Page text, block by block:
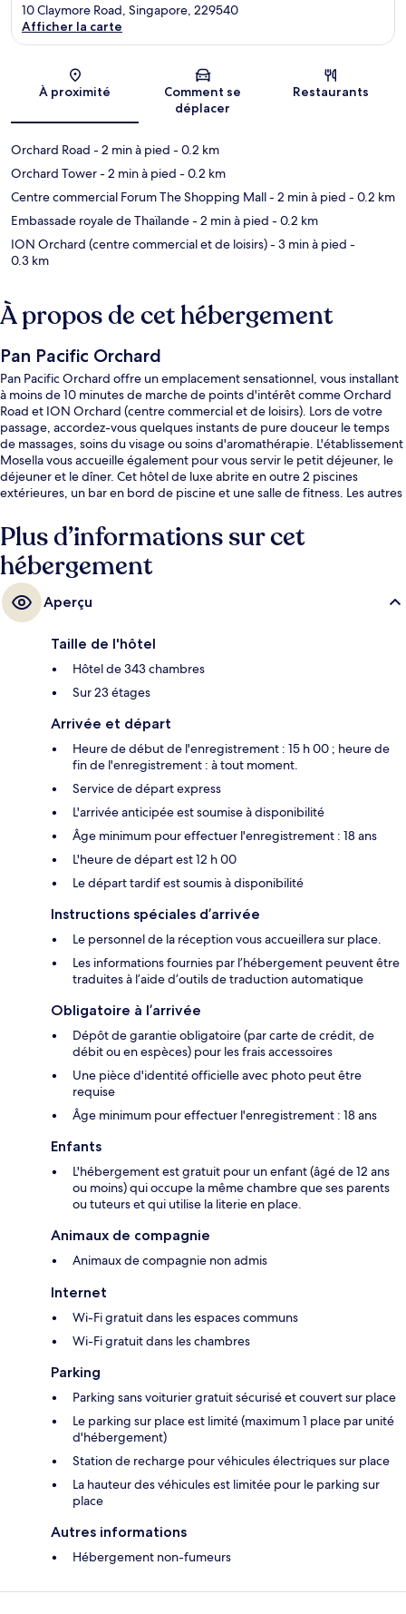
Carte
10 Claymore Road, Singapore, 229540
Afficher la carte
À proximité
Comment se
déplacer
Restaurants
Orchard Road - 2 min à pied - 0.2 km
Orchard Tower- 2 min à pied - 0.2 km
Centre commercial Forum The Shopping Mall- 2 min à pied - 0.2 km
Embassade royale de Thaïlande- 2 min à pied - 0.2 km
ION Orchard (centre commercial et de loisirs)- 3 min à pied -
0.3 km
À propos de cet hébergement
Pan Pacific Orchard
Pan Pacific Orchard offre un emplacement sensationnel, vous installant
à moins de 10 minutes de marche de points d'intérêt comme Orchard
Road et ION Orchard (centre commercial et de loisirs). Lors de votre
passage, accordez-vous quelques instants de pure douceur le temps
de massages, soins du visage ou soins d'aromathérapie. L'établissement
Mosella vous accueille également pour vous servir le petit déjeuner, le
déjeuner et le dîner. Cet hôtel de luxe abrite en outre 2 piscines
extérieures, un bar en bord de piscine et une salle de fitness. Les autres
attentionné. L'hébergement se situe à une très courte distance à pied
des transports publics : Station Orchard se trouve à 8 min et Station
Orchard Boulevard, à 14 min.
Plus d’informations sur cet
hébergement
Aperçu
Taille de l'hôtel
Hôtel de 343 chambres
Sur 23 étages
Arrivée et départ
Heure de début de l'enregistrement : 15 h 00 ; heure de
fin de l'enregistrement : à tout moment.
Service de départ express
L'arrivée anticipée est soumise à disponibilité
Âge minimum pour effectuer l'enregistrement : 18 ans
L'heure de départ est 12 h 00
Le départ tardif est soumis à disponibilité
Instructions spéciales d’arrivée
Le personnel de la réception vous accueillera sur place.
Les informations fournies par l’hébergement peuvent être
traduites à l’aide d’outils de traduction automatique
Obligatoire à l’arrivée
Dépôt de garantie obligatoire (par carte de crédit, de
débit ou en espèces) pour les frais accessoires
Une pièce d'identité officielle avec photo peut être
requise
Âge minimum pour effectuer l'enregistrement : 18 ans
Enfants
L'hébergement est gratuit pour un enfant (âgé de 12 ans
ou moins) qui occupe la même chambre que ses parents
ou tuteurs et qui utilise la literie en place.
Animaux de compagnie
Animaux de compagnie non admis
Internet
Wi-Fi gratuit dans les espaces communs
Wi-Fi gratuit dans les chambres
Parking
Parking sans voiturier gratuit sécurisé et couvert sur place
Le parking sur place est limité (maximum 1 place par unité
d'hébergement)
Station de recharge pour véhicules électriques sur place
La hauteur des véhicules est limitée pour le parking sur
place
Autres informations
Hébergement non-fumeurs